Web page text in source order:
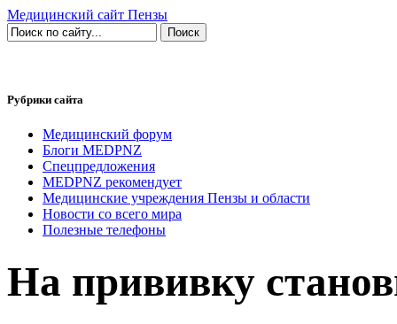
Медицинский сайт Пензы
Рубрики сайта
Медицинский форум
Блоги MEDPNZ
Спецпредложения
MEDPNZ рекомендует
Медицинские учреждения Пензы и области
Новости со всего мира
Полезные телефоны
На прививку